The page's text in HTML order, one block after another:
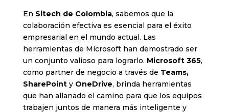
En Sitech de Colombia, sabemos que la
colaboración efectiva es esencial para el éxito
empresarial en el mundo actual. Las
herramientas de Microsoft han demostrado ser
un conjunto valioso para lograrlo. Microsoft 365,
como partner de negocio a través de Teams,
SharePointy OneDrive, brinda herramientas
que han allanado el camino para que los equipos
trabajen juntos de manera más inteligente y